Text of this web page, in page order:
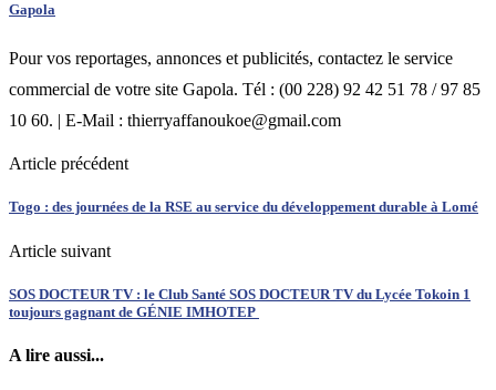
Gapola
Pour vos reportages, annonces et publicités, contactez le service
commercial de votre site Gapola. Tél : (00 228) 92 42 51 78 / 97 85
10 60. | E-Mail : thierryaffanoukoe@gmail.com
Article précédent
Togo : des journées de la RSE au service du développement durable à Lomé
Article suivant
SOS DOCTEUR TV : le Club Santé SOS DOCTEUR TV du Lycée Tokoin 1
toujours gagnant de GÉNIE IMHOTEP
A lire aussi...